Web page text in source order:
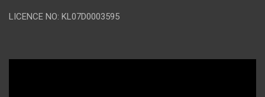
LICENCE NO: KL07D0003595